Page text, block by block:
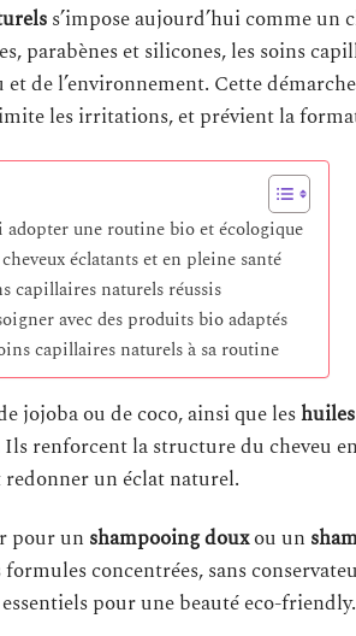
s’impose aujourd’hui comme
parabènes et silicones, les soins
de l’environnement. Cette
les irritations, et prévient la
adopter une routine bio et écologique
éclatants et en pleine santé
capillaires naturels réussis
avec des produits bio adaptés
capillaires naturels à sa routine
jojoba ou de coco, ainsi que les
Ils renforcent la structure du cheveu
un éclat naturel.
pour un shampooing douxou un
concentrées, sans
pour une beauté eco-friendly.